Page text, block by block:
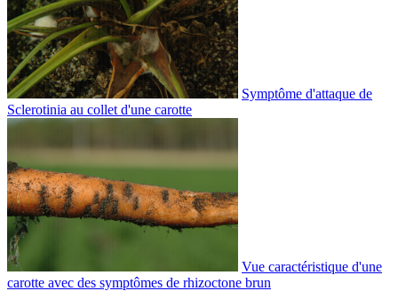
Symptôme d'attaque de
Sclerotinia au collet d'une carotte
Vue caractéristique d'une
carotte avec des symptômes de rhizoctone brun